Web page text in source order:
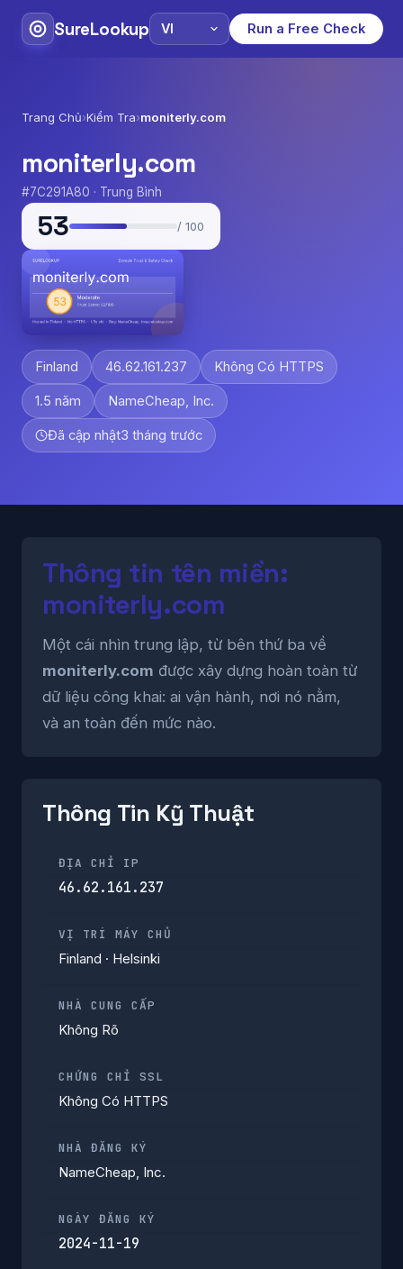
SureLookup Run a Free Check
Trang Chủ›Kiểm Tra›moniterly.com
moniterly.com
#7C291A80 · Trung Bình
53 / 100
Finland 46.62.161.237 Không Có HTTPS
1.5 năm NameCheap, Inc.
Đã cập nhật3 tháng trước
Thông tin tên miền:
moniterly.com
Một cái nhìn trung lập, từ bên thứ ba về
moniterly.com được xây dựng hoàn toàn từ
dữ liệu công khai: ai vận hành, nơi nó nằm,
và an toàn đến mức nào.
Thông Tin Kỹ Thuật
ĐỊA CHỈ IP
46.62.161.237
VỊ TRÍ MÁY CHỦ
Finland · Helsinki
NHÀ CUNG CẤP
Không Rõ
CHỨNG CHỈ SSL
Không Có HTTPS
NHÀ ĐĂNG KÝ
NameCheap, Inc.
NGÀY ĐĂNG KÝ
2024-11-19